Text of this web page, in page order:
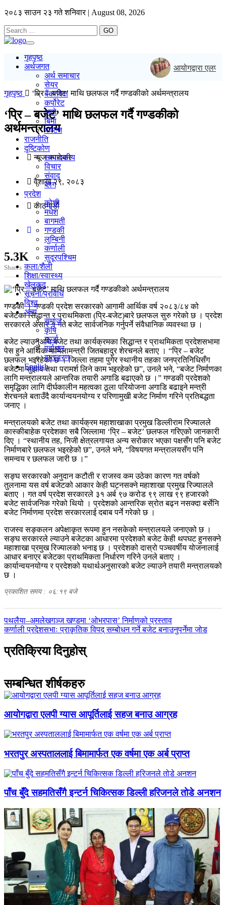
२०८३ साउन २३ गते शनिवार | August 08, 2026
GO
Toggle
navigation
गृहपृष्ठ
अर्थजगत
अर्थ समाचार
सेयर
बैंक/वित्त
कर्पोरेट
अटो
बिमा
पर्यटन
राजनीति
दृष्टिकोण
सम्पादकीय
विचार
संवाद
ब्लग
प्रदेश
कोशी
मधेश
बागमती
गण्डकी
लुम्बिनी
कर्णाली
सुदूरपश्चिम
कला/शैली
शिक्षा/स्वास्थ्य
खेलकुद
सूचना/प्रविधि
विश्व
अन्य
समाज
कृषि
ऊर्जा
पूर्वाधार
वातावरण
English
आयोगद्वारा एलपी
गृहपृष्ठ ‘प्रि – बजेट’ माथि छलफल गर्दै गण्डकीको अर्थमन्त्रालय
‘प्रि – बजेट’ माथि छलफल गर्दै गण्डकीको
अर्थमन्त्रालय
न्यूज काराेबार
वैशाख २९, २०८३
काठमाडाैं
5.3K
Shares
गण्डकी । गण्डकी प्रदेश सरकारको आगामी आर्थिक वर्ष २०८३/८४ को
बजेटका सिद्धान्त र प्राथमिकता (प्रि-बजेट)बारे छलफल सुरु गरेको छ । प्रदेश
सरकारले असार १ गते बजेट सार्वजनिक गर्नुपर्ने संवैधानिक व्यवस्था छ ।
बजेट ल्याउनुअघि बजेट तथा कार्यक्रमका सिद्धान्त र प्राथमिकता प्रदेशसभामा
पेस हुने आर्थिक मामिलामन्त्री जितबहादुर शेरचनले बताए । “प्रि – बजेट
छलफल भइरहेको छ । जिल्ला तहमा पुगेर स्थानीय तहका जनप्रतिनिधिसँग
बजेटमा सुझाव तथा परामर्श लिने काम भइरहेको छ”, उनले भने, “बजेट निर्माणका
लागि मन्त्रालयले आन्तरिक तयारी अगाडि बढाएको छ ।” गण्डकी प्रदेशको
समृद्धिका लागि दीर्घकालीन महत्वका ठूला परियोजना अगाडि बढाइने मन्त्री
शेरचनले बताउँदै कार्यान्वयनयोग्य र परिणामुखी बजेट निर्माण गरिने प्रतिबद्धता
जनाए ।
मन्त्रालयको बजेट तथा कार्यक्रम महाशाखाका प्रमुख डिल्लीराम रिज्यालले
कास्कीबाहेक प्रदेशका सबै जिल्लामा ‘प्रि – बजेट’ छलफल गरिएको जानकारी
दिए । “स्थानीय तह, निजी क्षेत्रलगायत अन्य सरोकार भएका पक्षसँग पनि बजेट
निर्माणबारे छलफल भइरहेको छ”, उनले भने, “विषयगत मन्त्रालयसँग पनि
समन्वय र छलफल जारी छ ।”
सङ्घ सरकारको अनुदान कटौती र राजस्व कम उठेका कारण गत वर्षको
तुलनामा यस वर्ष बजेटको आकार केही घट्नसक्ने महाशाखा प्रमुख रिज्यालले
बताए । गत वर्ष प्रदेश सरकारले ३१ अर्ब ९७ करोड ९९ लाख ९९ हजारको
बजेट सार्वजनिक गरेको थियो । प्रदेशको आन्तरिक स्रोत बढ्न नसक्दा बर्सेनि
बजेट निर्माणमा प्रदेश सरकारलाई दबाब पर्ने गरेको छ ।
राजस्व सङ्कलन अपेक्षाकृत रूपमा हुन नसकेको मन्त्रालयले जनाएको छ ।
सङ्घ सरकारले ल्याउने बजेटका आधारमा प्रदेशको बजेट केही थपघट हुनसक्ने
महाशाखा प्रमुख रिज्यालको भनाइ छ । प्रदेशको दास्रो पञ्चवर्षीय योजनालाई
आधार बनाएर बजेटका प्राथमिकता निर्धारण गरिने उनले बताए ।
कार्यान्वयनयोग्य र प्रदेशको यथार्थअनुसारको बजेट ल्याउने तयारी मन्त्रालयको
छ ।
प्रकाशित समय : ०६:१९ बजे
पछिल्लाे
-
पथलैया–अमलेखगञ्ज खण्डमा ‘ओभरपास’ निर्माणको प्रस्ताव
अघिल्लाे
कर्णाली प्रदेशसभाः प्राकृतिक विपद् सम्बोधन गर्ने बजेट बनाउनुपर्नेमा जोड
प्रतिक्रिया दिनुहोस्
सम्बन्धित शीर्षकहरु
आयोगद्वारा एलपी ग्यास आपूर्तिलाई सहज बनाउ आग्रह
भरतपुर अस्पताललाई बिमामार्फत एक वर्षमा एक अर्ब प्राप्त
पाँच बुँदे सहमतिसँगै इन्टर्न चिकित्सक डिल्ली हरिजनले तोडे अनशन